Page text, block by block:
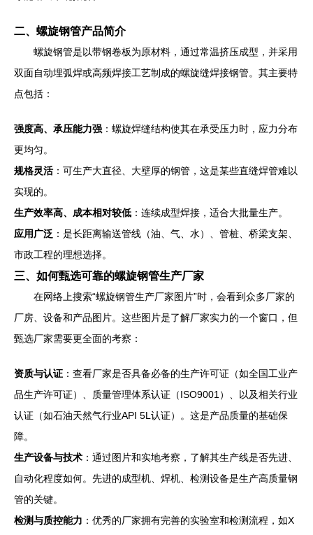
二、螺旋钢管产品简介
螺旋钢管是以带钢卷板为原材料，通过常温挤压成型，并采用
双面自动埋弧焊或高频焊接工艺制成的螺旋缝焊接钢管。其主要特
点包括：
强度高、承压能力强 ：螺旋焊缝结构使其在承受压力时，应力分布
更均匀。
规格灵活 ：可生产大直径、大壁厚的钢管，这是某些直缝焊管难以
实现的。
生产效率高、成本相对较低 ：连续成型焊接，适合大批量生产。
应用广泛 ：是长距离输送管线（油、气、水）、管桩、桥梁支架、
市政工程的理想选择。
三、如何甄选可靠的螺旋钢管生产厂家
在网络上搜索“螺旋钢管生产厂家图片”时，会看到众多厂家的
厂房、设备和产品图片。这些图片是了解厂家实力的一个窗口，但
甄选厂家需要更全面的考察：
资质与认证 ：查看厂家是否具备必备的生产许可证（如全国工业产
品生产许可证）、质量管理体系认证（ISO9001）、以及相关行业
认证（如石油天然气行业API 5L认证）。这是产品质量的基础保
障。
生产设备与技术 ：通过图片和实地考察，了解其生产线是否先进、
自动化程度如何。先进的成型机、焊机、检测设备是生产高质量钢
管的关键。
检测与质控能力 ：优秀的厂家拥有完善的实验室和检测流程，如X